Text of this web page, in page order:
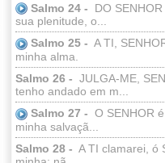
Salmo 24 -
DO
sua plenitude, o...
Salmo 25 - A TI,
minha alma.
Salmo 26 - JULGA-ME,
tenho andado em m...
Salmo 27 - O SENHOR
minha salvaçã...
Salmo 28 - A TI clamarei, ó